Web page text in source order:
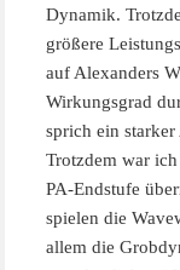
Dynamik.
größere
auf Alexanders
Wirkungsgrad
sprich ein
Trotzdem war
PA-Endstufe
spielen die
allem die